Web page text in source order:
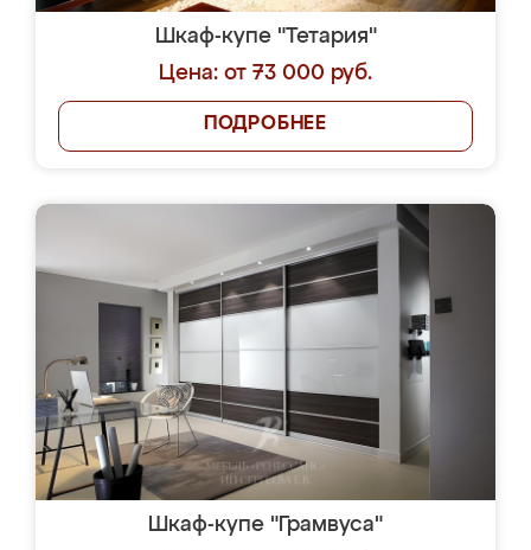
Шкаф-купе "Тетария"
Цена: от 73 000 руб.
ПОДРОБНЕЕ
Шкаф-купе "Грамвуса"